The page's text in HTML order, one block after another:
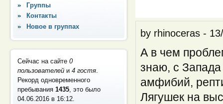
Группы
Контакты
Новое в группах
Сейчас на сайте0
пользователей и4 гостя
Рекорд одновременного
пребывания1435 , это было
04.06.2016 в 16:12
by rhinoceras -
А в чем
знаю, с
амфибий,
Лягушек на